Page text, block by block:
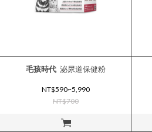
立即購買
毛孩時代 泌尿道保健粉
NT$590~5,990
NT$700